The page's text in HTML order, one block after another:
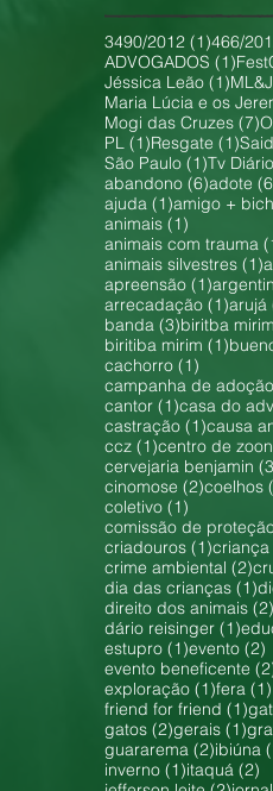
3490/2012 (1)1 post
466/
ADVOGADOS (1)1
Jéssica Leão (1)1 post
ML&J
Maria Lúcia e os
Mogi das Cruzes (7)7
PL (1)1 post
Resgate (1)1
São Paulo (1)1 post
Tv Diário
abandono (6)6 posts
adote
ajuda (1)1 post
amigo +
animais (1)
animais com trauma
animais silvestres (1)
apreensão (1)1 post
arrecadação (1)1
arujá
banda (3)3 posts
biritba mirim
biritiba mirim (1)1
cachorro (1)
campanha de adoção
cantor (1)1 post
casa do
castração (1)1 post
causa
ccz (1)1 post
centro de
cervejaria benjamin
cinomose (2)2 posts
coelhos
coletivo (1)
criadouros (1)1 post
criança
crime ambiental (2)2
dia das crianças (1)1
direito dos animais (2)
dário reisinger (1)1
estupro (1)1 post
evento (2)
evento beneficente
exploração (1)1 post
fera (1)
friend for friend (1)1
gatos (2)2 posts
gerais (1)1
guararema (2)2 posts
ibiúna
inverno (1)1 post
itaquá (2)